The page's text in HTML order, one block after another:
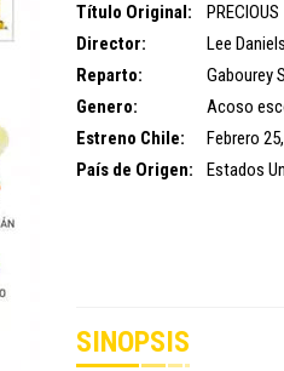
Título Original:
PRECIOUS
Director:
Lee Daniels
Reparto:
Gabourey
Genero:
Acoso
Estreno Chile:
Febrero
País de Origen:
Estados
SINOPSIS